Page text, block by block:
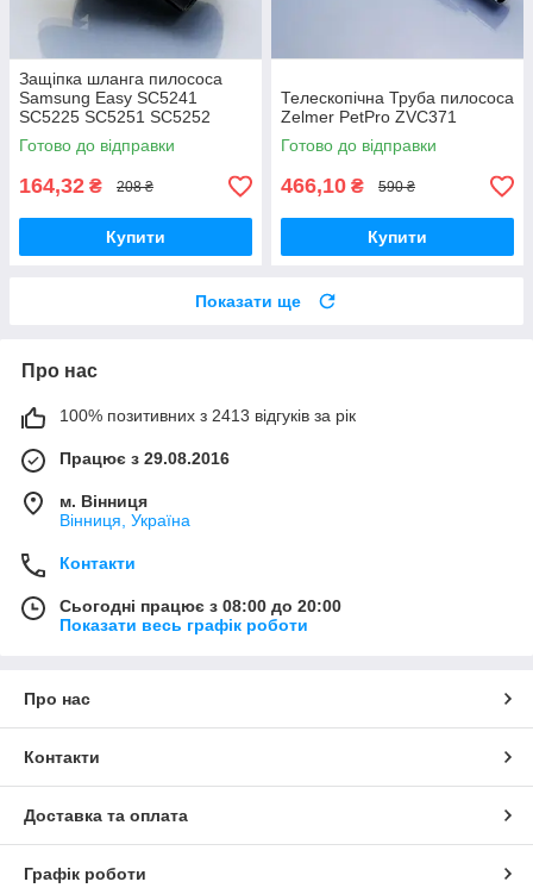
Защіпка шланга пилососа
Samsung Easy SC5241
SC5225 SC5251 SC5252
SC5255 SC5280 оригінал
Готово до відправки
164,32 ₴ 208 ₴
Купити
Телескопічна Труба пилососа
Zelmer PetPro ZVC371
Готово до відправки
466,10 ₴ 590 ₴
Купити
Показати ще
Про нас
100% позитивних з 2413 відгуків за рік
Працює з 29.08.2016
м. Вінниця
Вінниця, Україна
Контакти
Сьогодні працює з 08:00 до 20:00
Показати весь графік роботи
Про нас
Контакти
Доставка та оплата
Графік роботи